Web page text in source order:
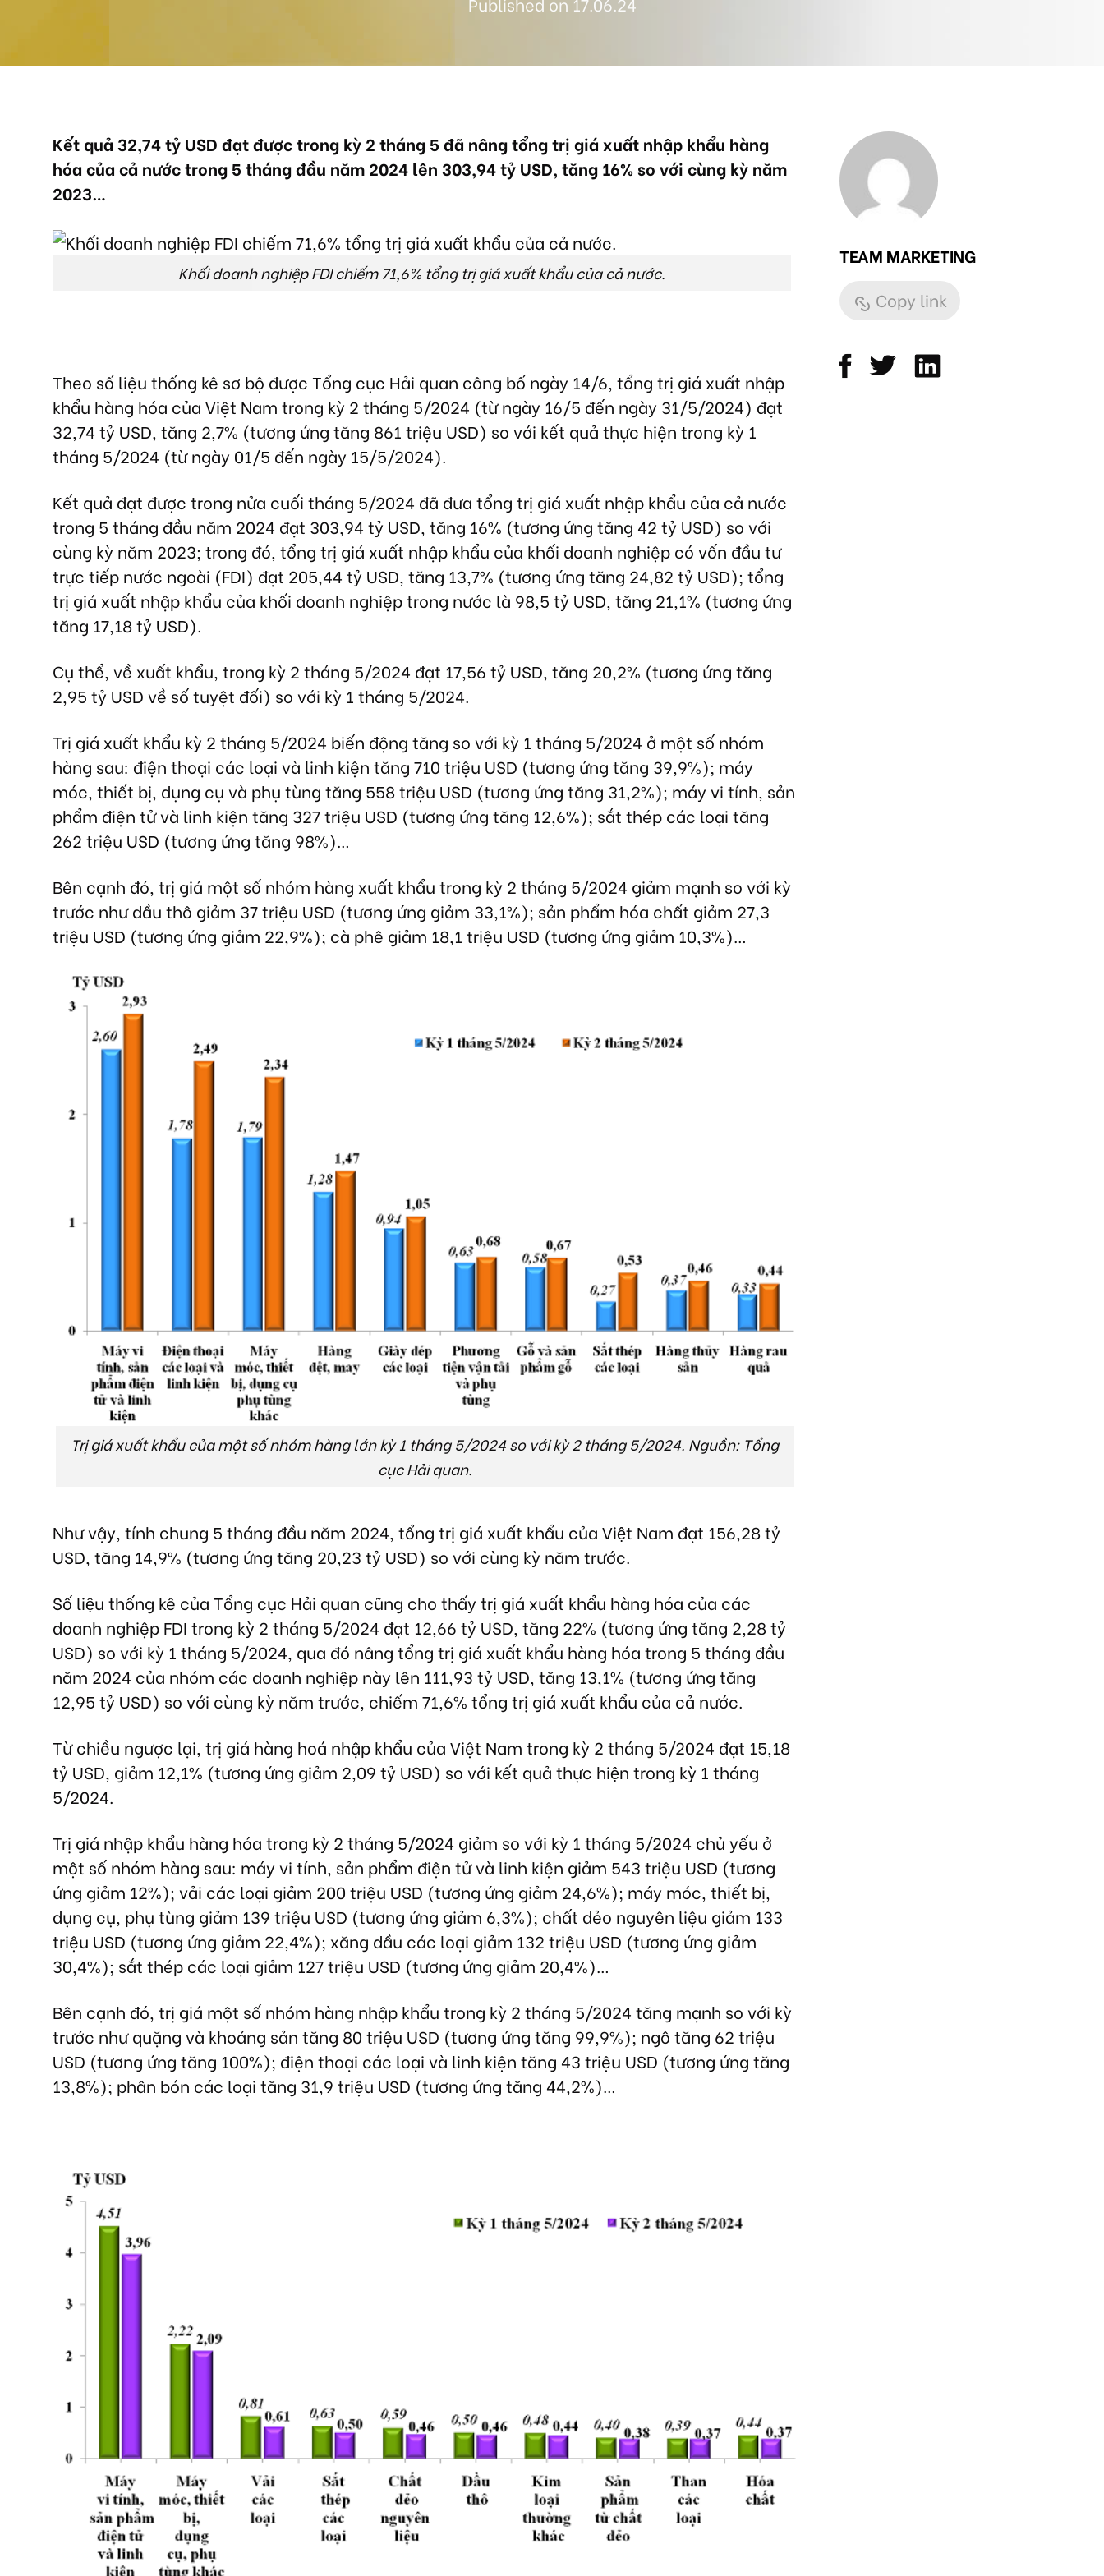
Kết quả 32,74 tỷ USD đạt được trong kỳ 2 tháng 5 đã nâng tổng trị giá xuất nhập khẩu hàng
hóa của cả nước trong 5 tháng đầu năm 2024 lên 303,94 tỷ USD, tăng 16% so với cùng kỳ năm
2023…
Khối doanh nghiệp FDI chiếm 71,6% tổng trị giá xuất khẩu của cả nước.
Theo số liệu thống kê sơ bộ được Tổng cục Hải quan công bố ngày 14/6, tổng trị giá xuất nhập
khẩu hàng hóa của Việt Nam trong kỳ 2 tháng 5/2024 (từ ngày 16/5 đến ngày 31/5/2024) đạt
32,74 tỷ USD, tăng 2,7% (tương ứng tăng 861 triệu USD) so với kết quả thực hiện trong kỳ 1
tháng 5/2024 (từ ngày 01/5 đến ngày 15/5/2024).
Kết quả đạt được trong nửa cuối tháng 5/2024 đã đưa tổng trị giá xuất nhập khẩu của cả nước
trong 5 tháng đầu năm 2024 đạt 303,94 tỷ USD, tăng 16% (tương ứng tăng 42 tỷ USD) so với
cùng kỳ năm 2023; trong đó, tổng trị giá xuất nhập khẩu của khối doanh nghiệp có vốn đầu tư
trực tiếp nước ngoài (FDI) đạt 205,44 tỷ USD, tăng 13,7% (tương ứng tăng 24,82 tỷ USD); tổng
trị giá xuất nhập khẩu của khối doanh nghiệp trong nước là 98,5 tỷ USD, tăng 21,1% (tương ứng
tăng 17,18 tỷ USD).
Cụ thể, về xuất khẩu, trong kỳ 2 tháng 5/2024 đạt 17,56 tỷ USD, tăng 20,2% (tương ứng tăng
2,95 tỷ USD về số tuyệt đối) so với kỳ 1 tháng 5/2024.
Trị giá xuất khẩu kỳ 2 tháng 5/2024 biến động tăng so với kỳ 1 tháng 5/2024 ở một số nhóm
hàng sau: điện thoại các loại và linh kiện tăng 710 triệu USD (tương ứng tăng 39,9%); máy
móc, thiết bị, dụng cụ và phụ tùng tăng 558 triệu USD (tương ứng tăng 31,2%); máy vi tính, sản
phẩm điện tử và linh kiện tăng 327 triệu USD (tương ứng tăng 12,6%); sắt thép các loại tăng
262 triệu USD (tương ứng tăng 98%)…
Bên cạnh đó, trị giá một số nhóm hàng xuất khẩu trong kỳ 2 tháng 5/2024 giảm mạnh so với kỳ
trước như dầu thô giảm 37 triệu USD (tương ứng giảm 33,1%); sản phẩm hóa chất giảm 27,3
triệu USD (tương ứng giảm 22,9%); cà phê giảm 18,1 triệu USD (tương ứng giảm 10,3%)…
Trị giá xuất khẩu của một số nhóm hàng lớn kỳ 1 tháng 5/2024 so với kỳ 2 tháng 5/2024. Nguồn: Tổng
cục Hải quan.
Như vậy, tính chung 5 tháng đầu năm 2024, tổng trị giá xuất khẩu của Việt Nam đạt 156,28 tỷ
USD, tăng 14,9% (tương ứng tăng 20,23 tỷ USD) so với cùng kỳ năm trước.
Số liệu thống kê của Tổng cục Hải quan cũng cho thấy trị giá xuất khẩu hàng hóa của các
doanh nghiệp FDI trong kỳ 2 tháng 5/2024 đạt 12,66 tỷ USD, tăng 22% (tương ứng tăng 2,28 tỷ
USD) so với kỳ 1 tháng 5/2024, qua đó nâng tổng trị giá xuất khẩu hàng hóa trong 5 tháng đầu
năm 2024 của nhóm các doanh nghiệp này lên 111,93 tỷ USD, tăng 13,1% (tương ứng tăng
12,95 tỷ USD) so với cùng kỳ năm trước, chiếm 71,6% tổng trị giá xuất khẩu của cả nước.
Từ chiều ngược lại, trị giá hàng hoá nhập khẩu của Việt Nam trong kỳ 2 tháng 5/2024 đạt 15,18
tỷ USD, giảm 12,1% (tương ứng giảm 2,09 tỷ USD) so với kết quả thực hiện trong kỳ 1 tháng
5/2024.
Trị giá nhập khẩu hàng hóa trong kỳ 2 tháng 5/2024 giảm so với kỳ 1 tháng 5/2024 chủ yếu ở
một số nhóm hàng sau: máy vi tính, sản phẩm điện tử và linh kiện giảm 543 triệu USD (tương
ứng giảm 12%); vải các loại giảm 200 triệu USD (tương ứng giảm 24,6%); máy móc, thiết bị,
dụng cụ, phụ tùng giảm 139 triệu USD (tương ứng giảm 6,3%); chất dẻo nguyên liệu giảm 133
triệu USD (tương ứng giảm 22,4%); xăng dầu các loại giảm 132 triệu USD (tương ứng giảm
30,4%); sắt thép các loại giảm 127 triệu USD (tương ứng giảm 20,4%)…
Bên cạnh đó, trị giá một số nhóm hàng nhập khẩu trong kỳ 2 tháng 5/2024 tăng mạnh so với kỳ
trước như quặng và khoáng sản tăng 80 triệu USD (tương ứng tăng 99,9%); ngô tăng 62 triệu
USD (tương ứng tăng 100%); điện thoại các loại và linh kiện tăng 43 triệu USD (tương ứng tăng
13,8%); phân bón các loại tăng 31,9 triệu USD (tương ứng tăng 44,2%)…
TEAM MARKETING
Copy link